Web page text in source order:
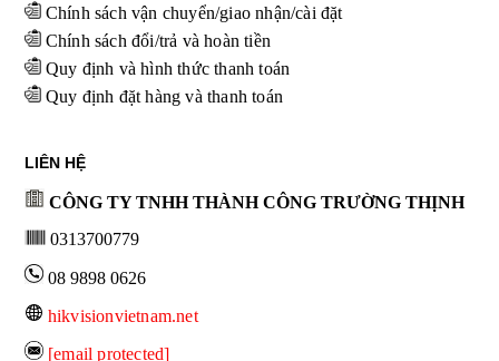
Chính sách vận chuyển/giao nhận/cài đặt
Chính sách đổi/trả và hoàn tiền
Quy định và hình thức thanh toán
Quy định đặt hàng và thanh toán
LIÊN HỆ
CÔNG TY TNHH THÀNH CÔNG TRƯỜNG THỊNH
0313700779
08 9898 0626
hikvisionvietnam.net
[email protected]